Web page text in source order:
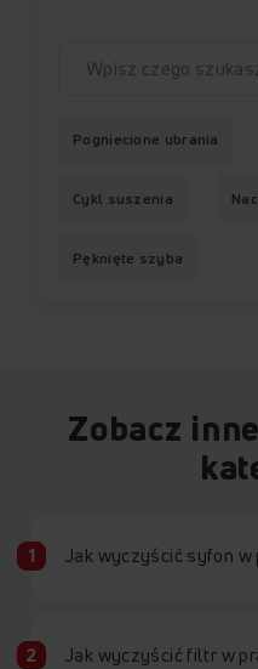
Pogniecione ubrania
Cykl suszenia
Pęknięte szyba
Zobacz
Jak wyczyścić syfon w
Jak wyczyścić filtr w